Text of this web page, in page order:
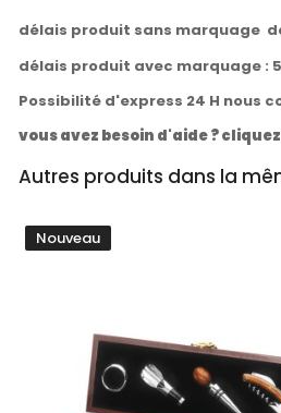
délais produit sans marquage
délais produit avec marquage :
Possibilité d'express 24 H nous
vous avez besoin d'aide ?
Autres produits dans la
Nouveau